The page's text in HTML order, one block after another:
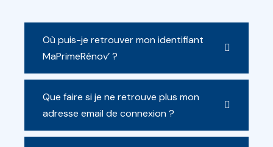
Où puis-je retrouver mon identifiant
MaPrimeRénov’ ?
Que faire si je ne retrouve plus mon
adresse email de connexion ?